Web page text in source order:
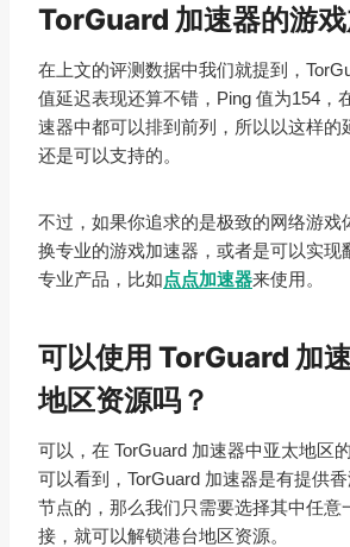
TorGuard 加速器的游戏
在上文的评测数据中我们就提到，
值延迟表现还算不错，Ping 值为154，
速器中都可以排到前列，所以以这样的
还是可以支持的。
不过，如果你追求的是极致的网络游戏
换专业的游戏加速器，或者是可以实现
专业产品，比如点点加速器来使用。
可以使用 TorGuard 加
地区资源吗？
可以，在 TorGuard 加速器中亚太地区
可以看到，TorGuard 加速器是有提供
节点的，那么我们只需要选择其中任意
接，就可以解锁港台地区资源。